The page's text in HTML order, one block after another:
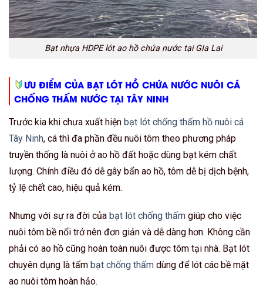
Bạt nhựa HDPE lót ao hồ chứa nước tại GIa Lai
ƯU ĐIỂM CỦA BẠT LÓT HỒ CHỨA NƯỚC NUÔI CÁ
CHỐNG THẤM NƯỚC TẠI TÂY NINH
Trước kia khi chưa xuất hiện bạt lót chống thấm hồ nuôi cá
Tây Ninh, cá thì đa phần đều nuôi tôm theo phương pháp
truyền thống là nuôi ở ao hồ đất hoặc dùng bạt kém chất
lượng. Chính điều đó dễ gây bẩn ao hồ, tôm dễ bị dịch bệnh,
tỷ lệ chết cao, hiệu quả kém.
Nhưng với sự ra đời của bạt lót chống thấm giúp cho việc
nuôi tôm bề nổi trở nên đơn giản và dễ dàng hơn. Không cần
phải có ao hồ cũng hoàn toàn nuôi được tôm tại nhà. Bạt lót
chuyên dụng là tấm bạt chống thấm dùng để lót các bề mặt
ao nuôi tôm hoàn hảo.